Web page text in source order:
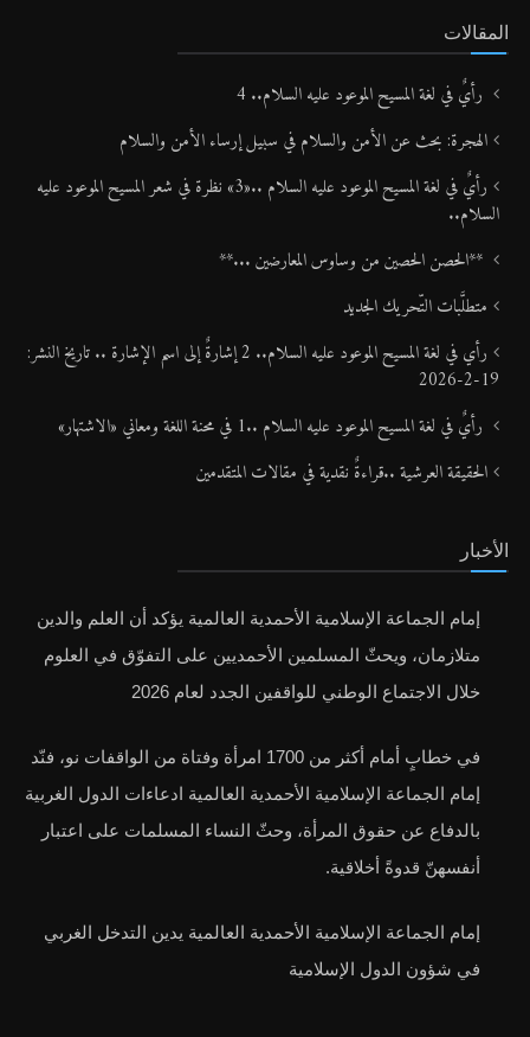
المقالات
رأيٌ في لغة المسيح الموعود عليه السلام.. 4
الهجرة: بحث عن الأمن والسلام في سبيل إرساء الأمن والسلام
رأيٌ في لغة المسيح الموعود عليه السلام ..«3» نظرة في شعر المسيح الموعود عليه
السلام..
**الحصن الحصين من وساوس المعارضين ...**
متطلَّبات التّحريك الجديد
رأي في لغة المسيح الموعود عليه السلام.. 2 إشارةٌ إلى اسم الإشارة .. تاريخ النشر:
19-2-2026
رأيٌ في لغة المسيح الموعود عليه السلام ..1 في محنة اللغة ومعاني «الاشتهار»
الحقيقة العرشية ..قراءةٌ نقدية في مقالات المتقدمين
الأخبار
إمام الجماعة الإسلامية الأحمدية العالمية يؤكد أن العلم والدين
متلازمان، ويحثّ المسلمين الأحمديين على التفوّق في العلوم
خلال الاجتماع الوطني للواقفين الجدد لعام 2026
في خطابٍ أمام أكثر من 1700 امرأة وفتاة من الواقفات نو، فنّد
إمام الجماعة الإسلامية الأحمدية العالمية ادعاءات الدول الغربية
بالدفاع عن حقوق المرأة، وحثّ النساء المسلمات على اعتبار
أنفسهنّ قدوةً أخلاقية.
إمام الجماعة الإسلامية الأحمدية العالمية يدين التدخل الغربي
في شؤون الدول الإسلامية